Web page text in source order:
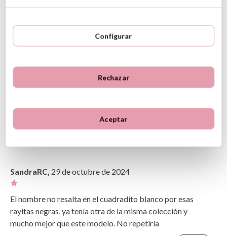
4.5 5
7
2
0
Opiniones de clientes
Ordenar
Lo más útil
SandraRC, 29 de octubre de 2024
El nombre no resalta en el cuadradito blanco por esas
rayitas negras, ya tenía otra de la misma colección y
mucho mejor que este modelo. No repetiría
Configurar
Rechazar
Aceptar